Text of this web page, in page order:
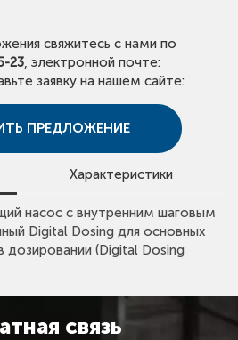
свяжитесь с нами по
23, электронной почте:
заявку на нашем сайте:
ПРЕДЛОЖЕНИЕ
Характеристики
насос с внутренним шаговым
Digital Dosing для основных
дозировании (Digital Dosing
10 бар;
200 л/час;
10 бар;
-10°С ~ +50°С.
связь